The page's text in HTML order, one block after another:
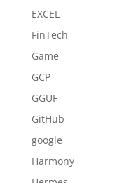
EXCEL
FinTech
Game
GCP
GGUF
GitHub
google
Harmony